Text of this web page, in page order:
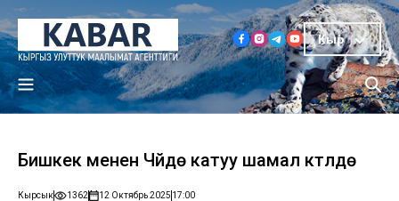
Кыр
Бишкек менен Чүйдө катуу шамал күтүлүүдө
Кырсык 1362 12 Октябрь 2025 17:00